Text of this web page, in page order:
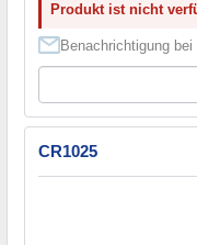
Produkt ist nicht
Benachrichtigung
CR1025